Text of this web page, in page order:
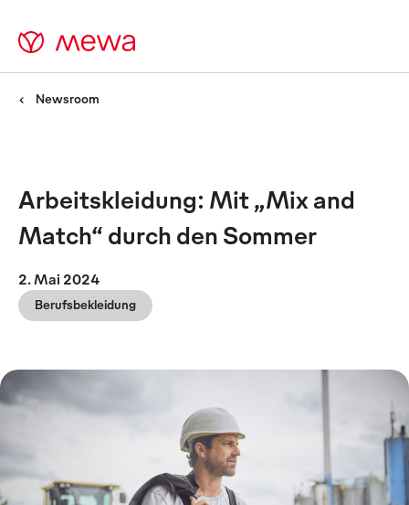
Newsroom
Arbeitskleidung: Mit „Mix and
Match“ durch den Sommer
2. Mai 2024
Berufsbekleidung